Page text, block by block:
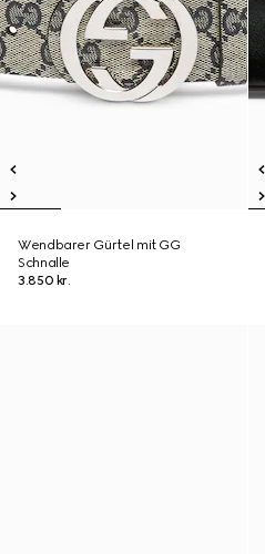
Wendbarer Gürtel mit GG
Schnalle
3.850 kr.